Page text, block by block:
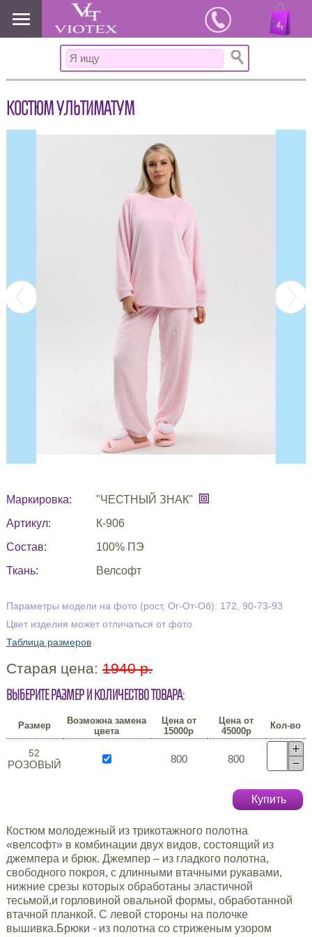
www.viotex37.ru
КОСТЮМ УЛЬТИМАТУМ
Маркировка:
"ЧЕСТНЫЙ ЗНАК"
Артикул:
К-906
Состав:
100% ПЭ
Ткань:
Велсофт
Параметры модели на фото (рост, Ог-От-Об): 172, 90-73-93
Цвет изделия может отличаться от фото
Таблица размеров
Старая цена: 1940 р.
Выберите размер и количество товара:
Размер
Возможна замена
цвета
Цена от
15000р
Цена от
45000р
Кол-во
52
РОЗОВЫЙ 800 800
Купить
Костюм молодежный из трикотажного полотна
«велсофт» в комбинации двух видов, состоящий из
джемпера и брюк. Джемпер – из гладкого полотна,
свободного покроя, с длинными втачными рукавами,
нижние срезы которых обработаны эластичной
тесьмой,и горловиной овальной формы, обработанной
втачной планкой. С левой стороны на полочке
вышивка.Брюки - из полотна со стриженым узором